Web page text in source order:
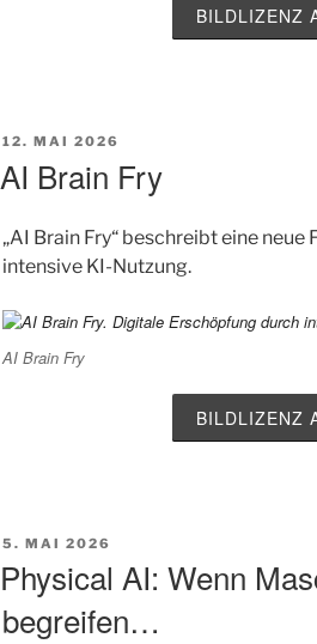
BILDLIZENZ
VERÖFFENTLICHT
12. MAI 2026
AI Brain Fry
„AI Brain Fry“ beschreibt eine
intensive KI-Nutzung.
AI Brain Fry
BILDLIZENZ
VERÖFFENTLICHT
5. MAI 2026
Physical AI: Wenn
begreifen…